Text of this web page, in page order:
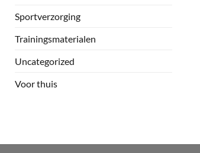
Sportverzorging
Trainingsmaterialen
Uncategorized
Voor thuis